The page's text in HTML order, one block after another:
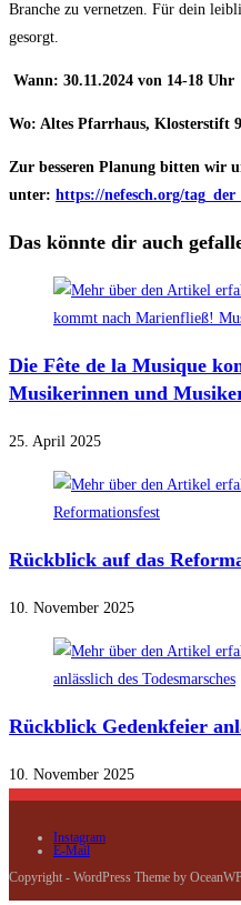
Branche zu vernetzen. Für dein
gesorgt.
Wann: 30.11.2024 von 14-18 Uhr
Wo: Altes Pfarrhaus, Klosterstift
Zur besseren Planung bitten wir
unter: https://nefesch.org/
Das könnte dir auch
Die Fête de la Musique
Musikerinnen und
25. April 2025
Rückblick auf das
10. November 2025
Rückblick Gedenkfeier
10. November 2025
Instagram
E-Mail
Copyright - WordPress Theme by OceanWP